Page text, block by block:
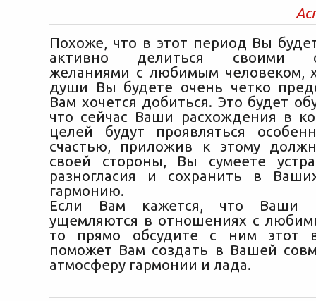
Похоже, что в этот период Вы
активно делиться своими
желаниями с любимым человеком,
души Вы будете очень четко
Вам хочется добиться. Это будет
что сейчас Ваши расхождения в
целей будут проявляться
счастью, приложив к этому
своей стороны, Вы сумеете
разногласия и сохранить в
гармонию.
Если Вам кажется, что Ваши
ущемляются в отношениях с
то прямо обсудите с ним этот
поможет Вам создать в Вашей
атмосферу гармонии и лада.